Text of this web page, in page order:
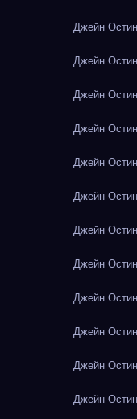
Джейн
Джейн
Джейн
Джейн
Джейн
Джейн
Джейн
Джейн
Джейн
Джейн
Джейн
Джейн